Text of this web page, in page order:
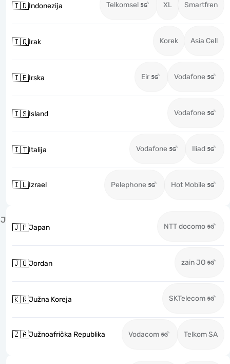
🇮🇩Indonezija Telkomsel XL Smartfren
🇮🇶Irak Korek Asia Cell
🇮🇪Irska Eir Vodafone
🇮🇸Island Vodafone
🇮🇹Italija Vodafone Iliad
🇮🇱Izrael Pelephone Hot Mobile
J
🇯🇵Japan NTT docomo
🇯🇴Jordan zain JO
🇰🇷Južna Koreja SKTelecom
🇿🇦Južnoafrička Republika Vodacom Telkom SA